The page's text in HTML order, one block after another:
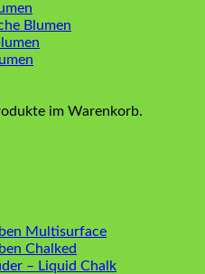
im Warenkorb.
Blumen
Multisurface
Chalked
– Liquid Chalk